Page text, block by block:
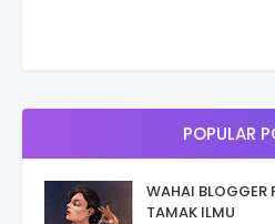
POPULAR
WAHAI BLOGGER
TAMAK ILMU